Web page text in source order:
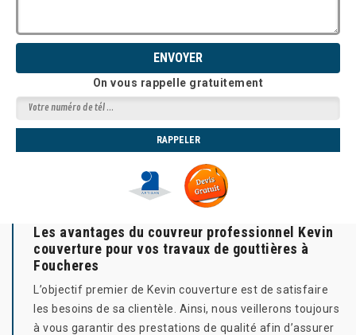
On vous rappelle gratuitement
Les avantages du couvreur professionnel Kevin
couverture pour vos travaux de gouttières à
Foucheres
L’objectif premier de Kevin couverture est de satisfaire
les besoins de sa clientèle. Ainsi, nous veillerons toujours
à vous garantir des prestations de qualité afin d’assurer